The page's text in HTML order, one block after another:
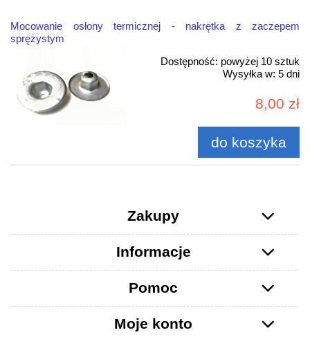
Mocowanie osłony termicznej - nakrętka z zaczepem
sprężystym
Dostępność: powyżej 10 sztuk
Wysyłka w: 5 dni
8,00 zł
do koszyka
Zakupy
Informacje
Pomoc
Moje konto